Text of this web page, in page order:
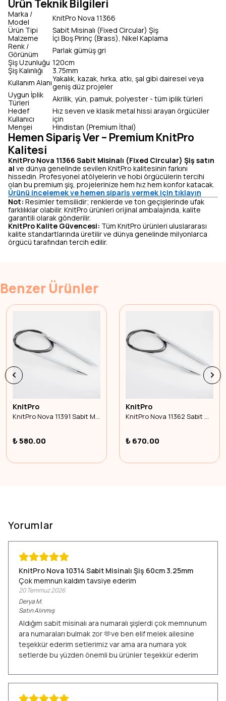
Ürün Teknik Bilgileri
Marka /
Model
KnitPro Nova 11366
Ürün Tipi
Sabit Misinalı (Fixed Circular) Şiş
Malzeme
İçi Boş Pirinç (Brass), Nikel Kaplama
Renk /
Görünüm
Parlak gümüş gri
Şiş Uzunluğu 120cm
Şiş Kalınlığı
3.75mm
Kullanım AlanıYakalık, kazak, hırka, atkı, şal gibi dairesel veya
geniş düz projeler
Uygun İplik
Türleri
Akrilik, yün, pamuk, polyester - tüm iplik türleri
Hedef
Kullanıcı
Hız seven ve klasik metal hissi arayan örgücüler
için
Menşei
Hindistan (Premium İthal)
Hemen Sipariş Ver – Premium KnitPro
Kalitesi
KnitPro Nova 11366 Sabit Misinalı (Fixed Circular) Şiş satın
al ve dünya genelinde sevilen KnitPro kalitesinin farkını
hissedin. Profesyonel atölyelerin ve hobi örgücülerin tercihi
olan bu premium şiş, projelerinize hem hız hem konfor katacak.
Ürünü incelemek ve hemen sipariş vermek için tıklayın
Not: Resimler temsilidir; renklerde ve ton geçişlerinde ufak
farklılıklar olabilir. KnitPro ürünleri orijinal ambalajında, kalite
garantili olarak gönderilir.
KnitPro Kalite Güvencesi: Tüm KnitPro ürünleri uluslararası
kalite standartlarında üretilir ve dünya genelinde milyonlarca
örgücü tarafından tercih edilir.
Benzer Ürünler
KnitPro
KnitPro Nova 11391 Sabit Misinalı Şiş 150cm 10.00mm
₺ 580.00
KnitPro
KnitPro Nova 11362 Sabit Misinalı Şiş 100cm 12.00mm
₺ 670.00
Yorumlar
KnitPro Nova 10314 Sabit Misinalı Şiş 60cm 3.25mm
Çok memnun kaldım tavsiye ederim
20 Temmuz 2026
DeryaM.
Satın Alınmış
Aldığım sabit misinalı ara numaralı şişlerdi çok memnunum
ara numaraları bulmak zor 🫶ve ben elif melek ailesine
teşekkür ederim setlerimiz var ama ara numara yok
setlerde bu yüzden önemli bu ürünler teşekkür ederim